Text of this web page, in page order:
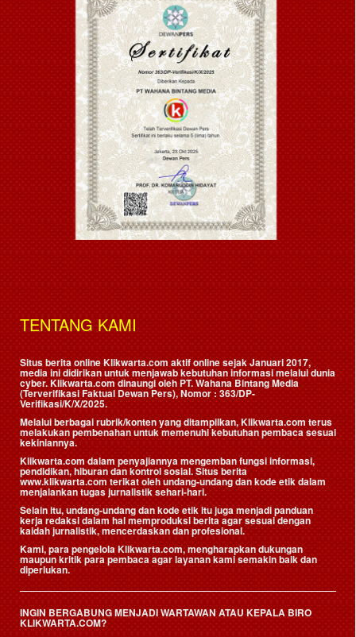
TENTANG KAMI
Situs berita online Klikwarta.com aktif online sejak Januari 2017,
media ini didirikan untuk menjawab kebutuhan informasi melalui dunia
cyber. Klikwarta.com dinaungi oleh PT. Wahana Bintang Media
(Terverifikasi Faktual Dewan Pers), Nomor : 363/DP-
Verifikasi/K/X/2025.
Melalui berbagai rubrik/konten yang ditampilkan, Klikwarta.com terus
melakukan pembenahan untuk memenuhi kebutuhan pembaca sesuai
kekiniannya.
Klikwarta.com dalam penyajiannya mengemban fungsi informasi,
pendidikan, hiburan dan kontrol sosial. Situs berita
www.klikwarta.com terikat oleh undang-undang dan kode etik dalam
menjalankan tugas jurnalistik sehari-hari.
Selain itu, undang-undang dan kode etik itu juga menjadi panduan
kerja redaksi dalam hal memproduksi berita agar sesuai dengan
kaidah jurnalistik, mencerdaskan dan profesional.
Kami, para pengelola Klikwarta.com, mengharapkan dukungan
maupun kritik para pembaca agar layanan kami semakin baik dan
diperlukan.
INGIN BERGABUNG MENJADI WARTAWAN ATAU KEPALA BIRO
KLIKWARTA.COM?